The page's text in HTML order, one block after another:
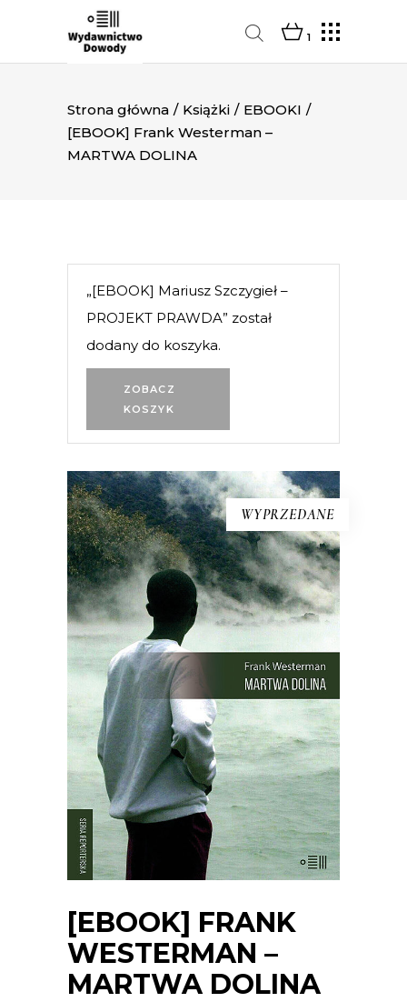
1
Strona główna / Książki / EBOOKI /
[EBOOK] Frank Westerman –
MARTWA DOLINA
ZOBACZ
KOSZYK
„[EBOOK] Mariusz Szczygieł –
PROJEKT PRAWDA” został
dodany do koszyka.
WYPRZEDANE
[EBOOK] FRANK
WESTERMAN –
MARTWA DOLINA